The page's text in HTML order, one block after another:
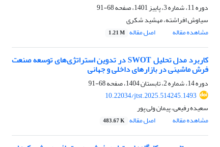
دوره 11، شماره 3، پاییز 1401، صفحه
68-91
سیاوش افراشته، مهشید شکری
مشاهده مقاله
اصل مقاله 1.21 M
کاربرد مدل تحلیل SWOT در تدوین استراتژی‌های توسعه صنعت
فرش ماشینی در بازارهای داخلی و جهانی
دوره 14، شماره 2، تابستان 1404، صفحه
68-91
10.22034/jtst.2025.514245.1493
سعیده رفیعی، پیمان ولی پور
مشاهده مقاله
اصل مقاله 483.67 K